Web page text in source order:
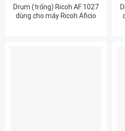
Drum (trống) Ricoh AF 1027
dùng cho máy Ricoh Aficio